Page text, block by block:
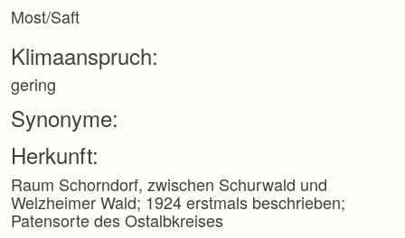
n
Most/Saft
Klimaanspruch:
gering
Synonyme:
Herkunft:
Raum Schorndorf, zwischen Schurwald und
Welzheimer Wald; 1924 erstmals beschrieben;
Patensorte des Ostalbkreises